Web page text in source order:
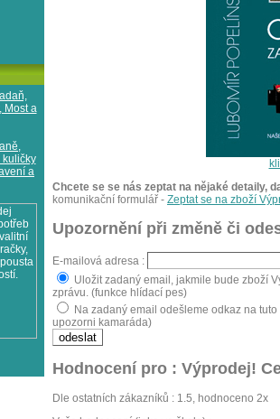
Chcete se se nás zeptat na nějaké detaily,
komunikační formulář - Zeptat se na zboží
Upozornění při změně či
E-mailová adresa :
Uložit zadaný email, jakmile bude zboží
zprávu. (funkce hlídací pes)
Na zadaný email odešleme odkaz na
upozorni kamaráda)
Hodnocení pro : Výprodej!
Dle ostatních zákazníků : 1.5, hodnoceno 2x